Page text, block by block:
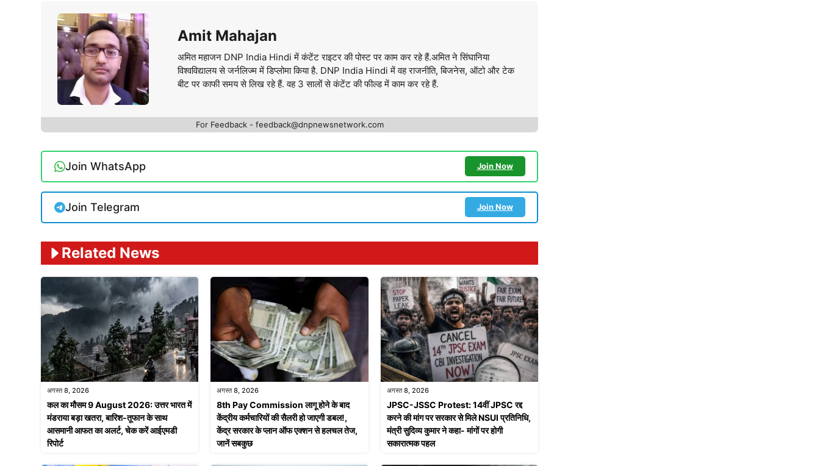
Amit Mahajan
अमित महाजन DNP India Hindi में कंटेंट राइटर की पोस्ट पर काम कर रहे हैं.अमित ने सिंघानिया
विश्वविद्यालय से जर्नलिज्म में डिप्लोमा किया है. DNP India Hindi में वह राजनीति, बिजनेस, ऑटो और टेक
बीट पर काफी समय से लिख रहे हैं. वह 3 सालों से कंटेंट की फील्ड में काम कर रहे हैं.
For Feedback - feedback@dnpnewsnetwork.com
Join WhatsApp Join Now
Join Telegram Join Now
Related News
अगस्त 8, 2026
कल का मौसम 9 August 2026: उत्तर भारत में
मंडराया बड़ा खतरा, बारिश-तूफान के साथ
आसमानी आफत का अलर्ट, चेक करें आईएमडी
रिपोर्ट
अगस्त 8, 2026
8th Pay Commission लागू होने के बाद
केंद्रीय कर्मचारियों की सैलरी हो जाएगी डबल!,
केंद्र सरकार के प्लान ऑफ एक्शन से हलचल तेज,
जानें सबकुछ
अगस्त 8, 2026
JPSC-JSSC Protest: 14वीं JPSC रद्द
करने की मांग पर सरकार से मिले NSUI प्रतिनिधि,
मंत्री सुदिव्य कुमार ने कहा- मांगों पर होगी
सकारात्मक पहल